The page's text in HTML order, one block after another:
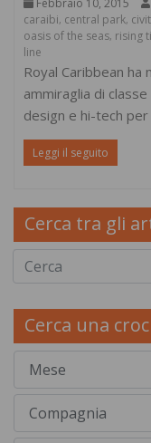
Febbraio 10, 2015
caraibi, central park,
oasis of the seas, rising
line
Royal Caribbean
ammiraglia di
design e hi-tech
Leggi il seguito
Cerca tra gli
Cerca una